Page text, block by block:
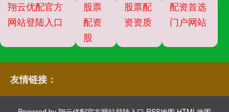
翔云优配官方
网站登陆入口
股票
配资
股
股票配
资资质
配资首选
门户网站
友情链接：